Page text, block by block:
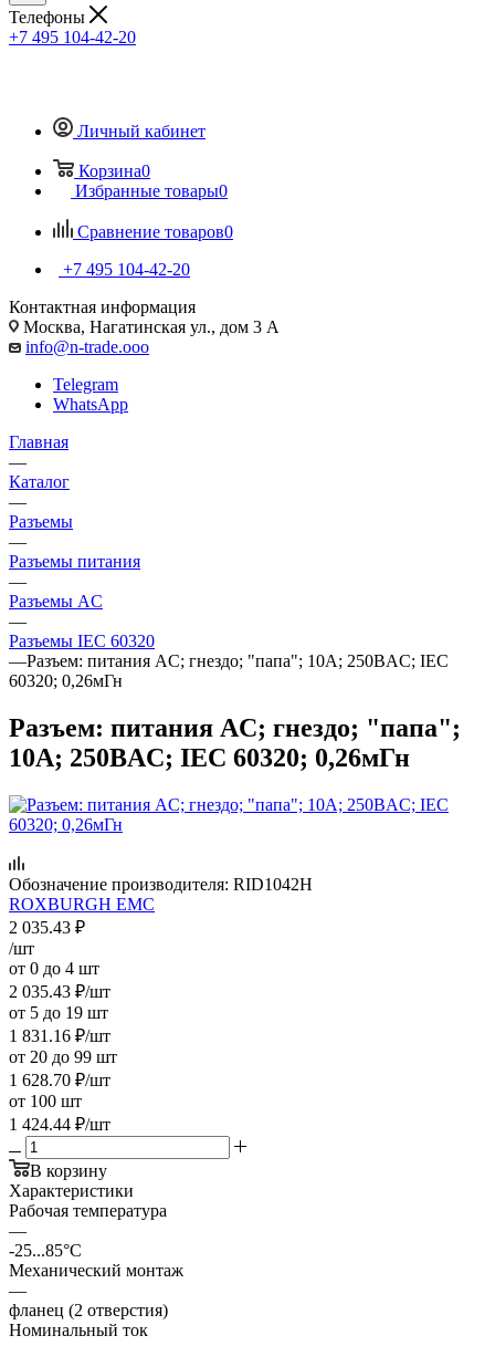
Телефоны
+7 495 104-42-20
Личный кабинет
Корзина0
Избранные товары0
Сравнение товаров0
+7 495 104-42-20
Контактная информация
Москва, Нагатинская ул., дом 3 А
info@n-trade.ooo
Telegram
WhatsApp
Главная
—
Каталог
—
Разъeмы
—
Разъeмы питания
—
Разъeмы AC
—
Разъемы IEC 60320
—Разъем: питания AC; гнездо; "папа"; 10А; 250ВAC; IEC
60320; 0,26мГн
Разъем: питания AC; гнездо; "папа";
10А; 250ВAC; IEC 60320; 0,26мГн
Обозначение производителя: RID1042H
ROXBURGH EMC
2 035.43 ₽
/шт
от 0 до 4 шт
2 035.43 ₽/шт
от 5 до 19 шт
1 831.16 ₽/шт
от 20 до 99 шт
1 628.70 ₽/шт
от 100 шт
1 424.44 ₽/шт
В корзину
Характеристики
Рабочая температура
—
-25...85°C
Механический монтаж
—
фланец (2 отверстия)
Номинальный ток